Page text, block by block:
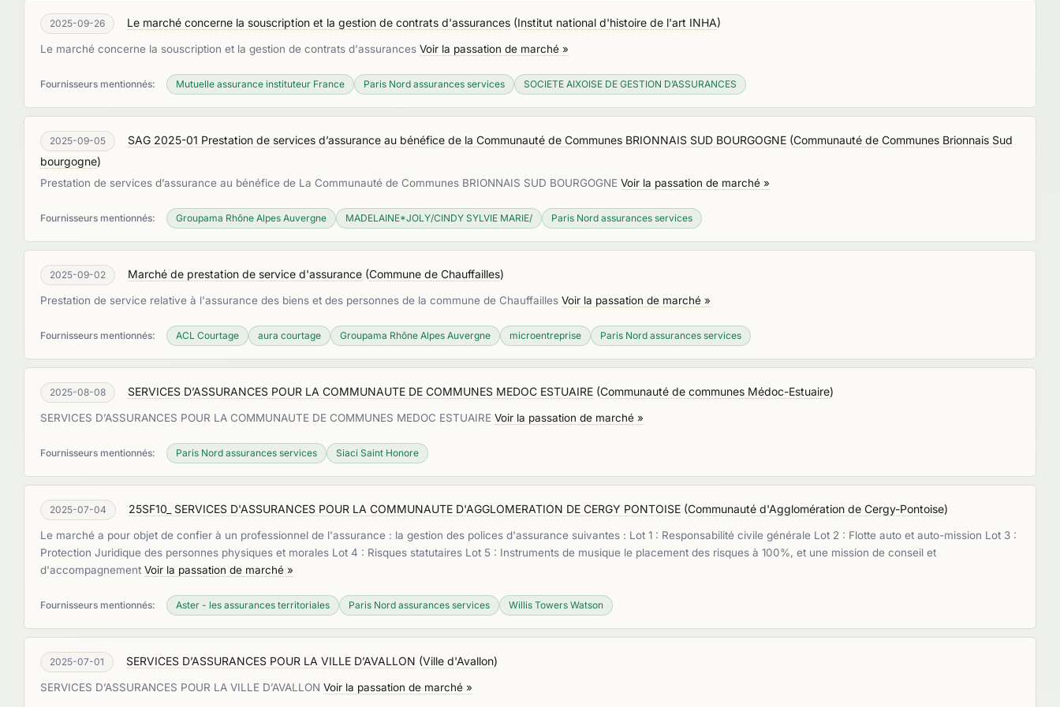
2025-09-26 Le marché concerne la souscription et la gestion de contrats d'assurances (Institut national d'histoire de l'art INHA)
Le marché concerne la souscription et la gestion de contrats d'assurances Voir la passation de marché »
Fournisseurs mentionnés: Mutuelle assurance instituteur France Paris Nord assurances services SOCIETE AIXOISE DE GESTION D’ASSURANCES
2025-09-05 SAG 2025-01 Prestation de services d’assurance au bénéfice de la Communauté de Communes BRIONNAIS SUD BOURGOGNE (Communauté de Communes Brionnais Sud
bourgogne)
Prestation de services d’assurance au bénéfice de La Communauté de Communes BRIONNAIS SUD BOURGOGNE Voir la passation de marché »
Fournisseurs mentionnés: Groupama Rhône Alpes Auvergne MADELAINE*JOLY/CINDY SYLVIE MARIE/ Paris Nord assurances services
2025-09-02 Marché de prestation de service d'assurance (Commune de Chauffailles)
Prestation de service relative à l'assurance des biens et des personnes de la commune de Chauffailles Voir la passation de marché »
Fournisseurs mentionnés: ACL Courtage aura courtage Groupama Rhône Alpes Auvergne microentreprise Paris Nord assurances services
2025-08-08 SERVICES D’ASSURANCES POUR LA COMMUNAUTE DE COMMUNES MEDOC ESTUAIRE (Communauté de communes Médoc-Estuaire)
SERVICES D’ASSURANCES POUR LA COMMUNAUTE DE COMMUNES MEDOC ESTUAIRE Voir la passation de marché »
Fournisseurs mentionnés: Paris Nord assurances services Siaci Saint Honore
2025-07-04 25SF10_ SERVICES D'ASSURANCES POUR LA COMMUNAUTE D'AGGLOMERATION DE CERGY PONTOISE (Communauté d'Agglomération de Cergy-Pontoise)
Le marché a pour objet de confier à un professionnel de l'assurance : la gestion des polices d'assurance suivantes : Lot 1 : Responsabilité civile générale Lot 2 : Flotte auto et auto-mission Lot 3 :
Protection Juridique des personnes physiques et morales Lot 4 : Risques statutaires Lot 5 : Instruments de musique le placement des risques à 100%, et une mission de conseil et
d'accompagnement Voir la passation de marché »
Fournisseurs mentionnés: Aster - les assurances territoriales Paris Nord assurances services Willis Towers Watson
2025-07-01 SERVICES D’ASSURANCES POUR LA VILLE D’AVALLON (Ville d'Avallon)
SERVICES D’ASSURANCES POUR LA VILLE D’AVALLON Voir la passation de marché »